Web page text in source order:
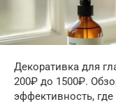
Декоративка для
200₽ до 1500₽.
эффективность,